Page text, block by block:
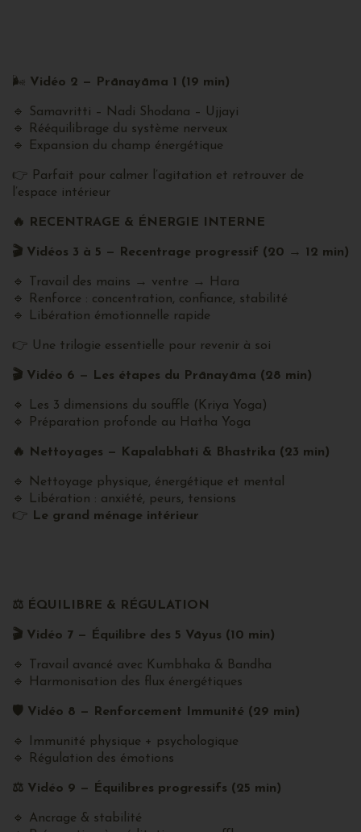
🌬️ Vidéo 2 — Prānayāma 1 (19 min)
🔹 Samavritti – Nadi Shodana – Ujjayi
🔹 Rééquilibrage du système nerveux
🔹 Expansion du champ énergétique
👉 Parfait pour calmer l’agitation et retrouver de
l’espace intérieur
🔥 RECENTRAGE & ÉNERGIE INTERNE
🎬 Vidéos 3 à 5 — Recentrage progressif (20 → 12 min)
🔹 Travail des mains → ventre → Hara
🔹 Renforce : concentration, confiance, stabilité
🔹 Libération émotionnelle rapide
👉 Une trilogie essentielle pour revenir à soi
🎬 Vidéo 6 — Les étapes du Prānayāma (28 min)
🔹 Les 3 dimensions du souffle (Kriya Yoga)
🔹 Préparation profonde au Hatha Yoga
🔥 Nettoyages — Kapalabhati & Bhastrika (23 min)
🔹 Nettoyage physique, énergétique et mental
🔹 Libération : anxiété, peurs, tensions
👉
Le grand ménage intérieur
⚖ ️ ÉQUILIBRE & RÉGULATION
🎬 Vidéo 7 — Équilibre des 5 Vāyus (10 min)
🔹 Travail avancé avec Kumbhaka & Bandha
🔹 Harmonisation des flux énergétiques
🛡 ️ Vidéo 8 — Renforcement Immunité (29 min)
🔹 Immunité physique + psychologique
🔹 Régulation des émotions
⚖ ️ Vidéo 9 — Équilibres progressifs (25 min)
🔹 Ancrage & stabilité